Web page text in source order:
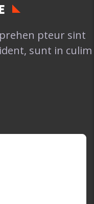
pteur sint
sunt in culim